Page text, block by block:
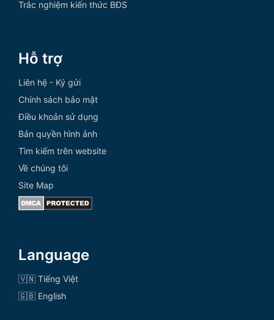
Trắc nghiệm kiến thức BĐS
Hỗ trợ
Liên hệ - Ký gửi
Chính sách bảo mật
Điều khoản sử dụng
Bản quyền hình ảnh
Tìm kiếm trên website
Về chúng tôi
Site Map
Language
🇻🇳 Tiếng Việt
🇬🇧 English